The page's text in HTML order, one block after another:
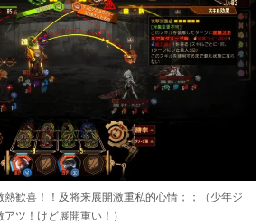
歓喜！！及将来展開激重私的心情；；（少年ジ
ツ！けど展開重い！）